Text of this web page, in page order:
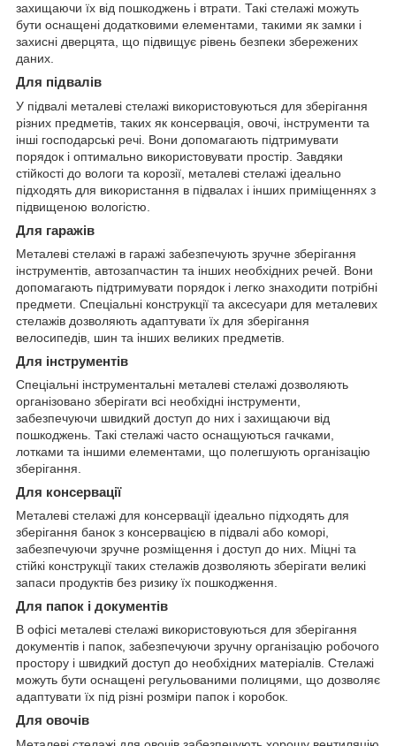
захищаючи їх від пошкоджень і втрати. Такі стелажі можуть
бути оснащені додатковими елементами, такими як замки і
захисні дверцята, що підвищує рівень безпеки збережених
даних.
Для підвалів
У підвалі металеві стелажі використовуються для зберігання
різних предметів, таких як консервація, овочі, інструменти та
інші господарські речі. Вони допомагають підтримувати
порядок і оптимально використовувати простір. Завдяки
стійкості до вологи та корозії, металеві стелажі ідеально
підходять для використання в підвалах і інших приміщеннях з
підвищеною вологістю.
Для гаражів
Металеві стелажі в гаражі забезпечують зручне зберігання
інструментів, автозапчастин та інших необхідних речей. Вони
допомагають підтримувати порядок і легко знаходити потрібні
предмети. Спеціальні конструкції та аксесуари для металевих
стелажів дозволяють адаптувати їх для зберігання
велосипедів, шин та інших великих предметів.
Для інструментів
Спеціальні інструментальні металеві стелажі дозволяють
організовано зберігати всі необхідні інструменти,
забезпечуючи швидкий доступ до них і захищаючи від
пошкоджень. Такі стелажі часто оснащуються гачками,
лотками та іншими елементами, що полегшують організацію
зберігання.
Для консервації
Металеві стелажі для консервації ідеально підходять для
зберігання банок з консервацією в підвалі або коморі,
забезпечуючи зручне розміщення і доступ до них. Міцні та
стійкі конструкції таких стелажів дозволяють зберігати великі
запаси продуктів без ризику їх пошкодження.
Для папок і документів
В офісі металеві стелажі використовуються для зберігання
документів і папок, забезпечуючи зручну організацію робочого
простору і швидкий доступ до необхідних матеріалів. Стелажі
можуть бути оснащені регульованими полицями, що дозволяє
адаптувати їх під різні розміри папок і коробок.
Для овочів